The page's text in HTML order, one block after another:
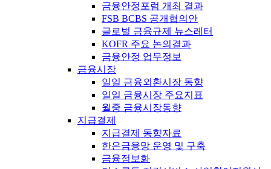
금융안정포럼 개최 결과
FSB BCBS 공개협의안
글로벌 금융규제 뉴스레터
KOFR 주요 논의결과
금융안정 업무정보
금융시장
일일 금융외환시장 동향
일일 금융시장 주요지표
월중 금융시장동향
지급결제
지급결제 동향자료
한은금융망 운영 및 구축
금융정보화